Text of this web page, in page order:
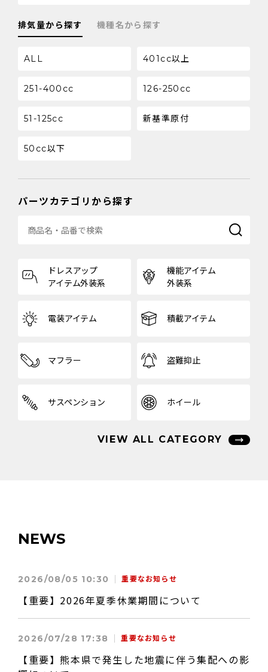
排気量から探す 機種名から探す
ALL 401cc以上
251-400cc 126-250cc
51-125cc 新基準原付
50cc以下
パーツカテゴリから探す
ドレスアップ
アイテム外装系
機能アイテム
外装系
電装アイテム 積載アイテム
マフラー 盗難抑止
サスペンション ホイール
VIEW ALL CATEGORY
NEWS
2026/08/05 10:30 重要なお知らせ
【重要】2026年夏季休業期間について
2026/07/28 17:38 重要なお知らせ
【重要】熊本県で発生した地震に伴う集配への影